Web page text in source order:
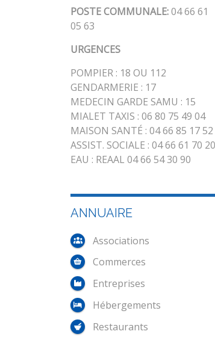
POSTE COMMUNALE:04 66 61
05 63
URGENCES
POMPIER : 18 OU 112
GENDARMERIE : 17
MEDECIN GARDE SAMU : 15
MIALET TAXIS : 06 80 75 49 04
MAISON SANTÉ : 04 66 85 17 52
ASSIST. SOCIALE : 04 66 61 70 20
EAU : REAAL 04 66 54 30 90
ANNUAIRE
Associations
Commerces
Entreprises
Hébergements
Restaurants